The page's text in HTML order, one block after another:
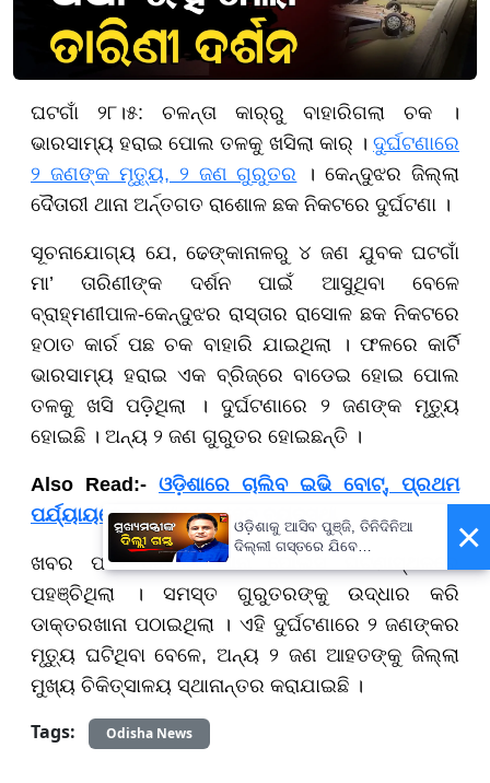
ଘଟଗାଁ ୨୮।୫: ଚଳନ୍ତା କାର୍‌ରୁ ବାହାରିଗଲା ଚକ ।
ଭାରସାମ୍ୟ ହରାଇ ପୋଲ ତଳକୁ ଖସିଲା କାର୍ । ଦୁର୍ଘଟଣାରେ
୨ ଜଣଙ୍କ ମୃତ୍ୟୁ, ୨ ଜଣ ଗୁରୁତର । କେନ୍ଦୁଝର ଜିଲ୍ଲା
ଦୈତାରୀ ଥାନା ଅର୍ନ୍ତଗତ ରାଶୋଳ ଛକ ନିକଟରେ ଦୁର୍ଘଟଣା ।
ସୂଚନାଯୋଗ୍ୟ ଯେ, ଢେଙ୍କାନାଳରୁ ୪ ଜଣ ଯୁବକ ଘଟଗାଁ
ମା’ ତାରିଣୀଙ୍କ ଦର୍ଶନ ପାଇଁ ଆସୁଥିବା ବେଳେ
ବ୍ରାହ୍ମଣୀପାଳ-କେନ୍ଦୁଝର ରାସ୍ତାର ରାସୋଳ ଛକ ନିକଟରେ
ହଠାତ କାର୍ର ପଛ ଚକ ବାହାରି ଯାଇଥିଲା । ଫଳରେ କାର୍ଟି
ଭାରସାମ୍ୟ ହରାଇ ଏକ ବ୍ରିଜ୍‌ରେ ବାଡେଇ ହୋଇ ପୋଲ
ତଳକୁ ଖସି ପଡ଼ିଥିଲା । ଦୁର୍ଘଟଣାରେ ୨ ଜଣଙ୍କ ମୃତ୍ୟୁ
ହୋଇଛି । ଅନ୍ୟ ୨ ଜଣ ଗୁରୁତର ହୋଇଛନ୍ତି ।
Also Read:- ଓଡ଼ିଶାରେ ଚାଲିବ ଇଭି ବୋଟ୍, ପ୍ରଥମ
ପର୍ଯ୍ୟାୟରେ ୫ ସ୍ଥାନରେ ହେବ ବ୍ୟବସ୍ଥା
ଖବର ପାଇ ଦୈତାରୀ ଥାନା ପୋଲିସ ଘଟଣାସ୍ଥଳରେ
ପହଞ୍ଚିଥିଲା । ସମସ୍ତ ଗୁରୁତରଙ୍କୁ ଉଦ୍ଧାର କରି
ଡାକ୍ତରଖାନା ପଠାଇଥିଲା । ଏହି ଦୁର୍ଘଟଣାରେ ୨ ଜଣଙ୍କର
ମୃତ୍ୟୁ ଘଟିଥିବା ବେଳେ, ଅନ୍ୟ ୨ ଜଣ ଆହତଙ୍କୁ ଜିଲ୍ଲା
ମୁଖ୍ୟ ଚିକିତ୍ସାଳୟ ସ୍ଥାନାନ୍ତର କରାଯାଇଛି ।
Tags: Odisha News
×
ଓଡ଼ିଶାକୁ ଆସିବ ପୁଞ୍ଜି, ତିନିଦିନିଆ
ଦିଲ୍ଲୀ ଗସ୍ତରେ ଯିବେ
ମୁଖ୍ୟମନ୍ତ୍ରୀ ମୋହନ ମାଝୀ